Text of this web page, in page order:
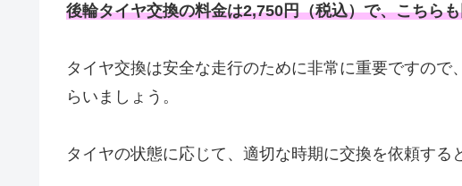
後輪タイヤ交換の料金は2,750円（税込）で、こちら
タイヤ交換は安全な走行のために非常に重要ですの
らいましょう。
タイヤの状態に応じて、適切な時期に交換を依頼する